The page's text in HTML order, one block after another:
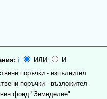
ℹ ИЛИ
И
поръчки - изпълнител
поръчки - възложител
фонд "Земеделие"